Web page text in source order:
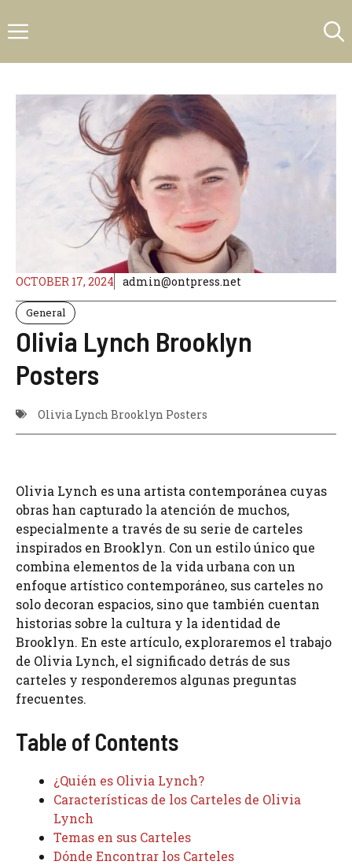
to
Menu
OCTOBER 17, 2024 admin@ontpress.net
General
Olivia Lynch Brooklyn
Posters
Olivia Lynch Brooklyn Posters
Olivia Lynch es una artista contemporánea cuyas
obras han capturado la atención de muchos,
especialmente a través de su serie de carteles
inspirados en Brooklyn. Con un estilo único que
combina elementos de la vida urbana con un
enfoque artístico contemporáneo, sus carteles no
solo decoran espacios, sino que también cuentan
historias sobre la cultura y la identidad de
Brooklyn. En este artículo, exploraremos el trabajo
de Olivia Lynch, el significado detrás de sus
carteles y responderemos algunas preguntas
frecuentes.
Table of Contents
¿Quién es Olivia Lynch?
Características de los Carteles de Olivia
Lynch
Temas en sus Carteles
Dónde Encontrar los Carteles